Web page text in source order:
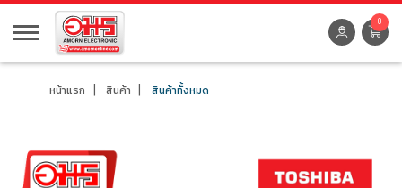
0
หน้าแรก สินค้า สินค้าทั้งหมด